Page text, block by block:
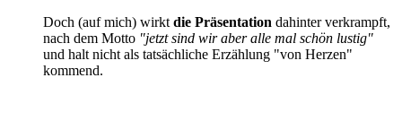
Doch (auf mich) wirkt die Präsentation dahinter verkrampft,
nach dem Motto "jetzt sind wir aber alle mal schön lustig"
und halt nicht als tatsächliche Erzählung "von Herzen"
kommend.